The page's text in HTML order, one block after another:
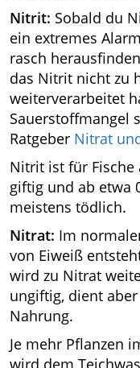
Nitrit: Sobald du
ein extremes
rasch
das Nitrit nicht zu
weiterverarbeitet
Sauerstoffmangel
Ratgeber Nitrat
Nitrit ist für
giftig und ab etwa
meistens tödlich.
Nitrat: Im
von Eiweiß
wird zu Nitrat
ungiftig, dient
Nahrung.
Je mehr Pflanzen
wird dem